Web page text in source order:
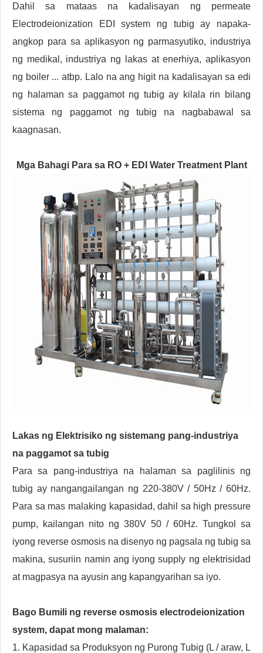
Dahil sa mataas na kadalisayan ng permeate
Electrodeionization EDI system ng tubig ay napaka-
angkop para sa aplikasyon ng parmasyutiko, industriya
ng medikal, industriya ng lakas at enerhiya, aplikasyon
ng boiler ... atbp. Lalo na ang higit na kadalisayan sa edi
ng halaman sa paggamot ng tubig ay kilala rin bilang
sistema ng paggamot ng tubig na nagbabawal sa
kaagnasan.
Mga Bahagi Para sa RO + EDI Water Treatment Plant
Lakas ng Elektrisiko ng sistemang pang-industriya
na paggamot sa tubig
Para sa pang-industriya na halaman sa paglilinis ng
tubig ay nangangailangan ng 220-380V / 50Hz / 60Hz.
Para sa mas malaking kapasidad, dahil sa high pressure
pump, kailangan nito ng 380V 50 / 60Hz. Tungkol sa
iyong reverse osmosis na disenyo ng pagsala ng tubig sa
makina, susuriin namin ang iyong supply ng elektrisidad
at magpasya na ayusin ang kapangyarihan sa iyo.
Bago Bumili ng reverse osmosis electrodeionization
system, dapat mong malaman:
1. Kapasidad sa Produksyon ng Purong Tubig (L / araw, L